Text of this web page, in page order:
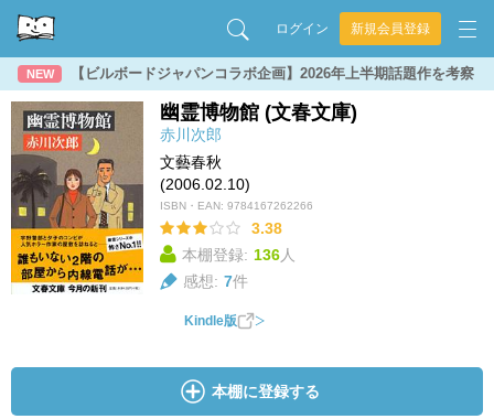
ログイン 新規会員登録
NEW 【ビルボードジャパンコラボ企画】2026年上半期話題作を考察
幽霊博物館 (文春文庫)
赤川次郎
文藝春秋
(2006.02.10)
ISBN・EAN: 9784167262266
3.38
本棚登録: 136人
感想: 7件
Kindle版
本棚に登録する